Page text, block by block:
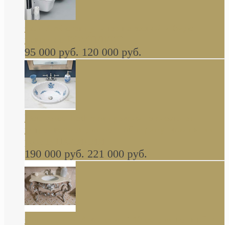
навесное КОМПЛЕКТ
95 000 руб. 120 000 руб.
Decorated Bathroom раковина овальная
встраиваемая для ванной с рисунком синяя
роза В НАЛИЧИИ
190 000 руб. 221 000 руб.